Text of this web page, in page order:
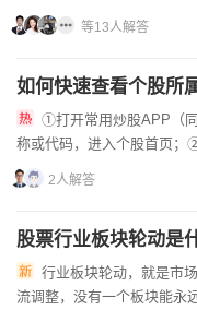
等13人解答
如何快速查看个股所
称或代码，进入个股首页；②
块”标签，行业（如白酒、半
2人解答
股票行业板块轮动是
流调整，没有一个板块能永